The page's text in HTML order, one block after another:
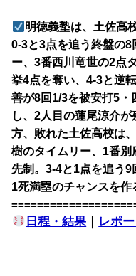
明徳義塾は、土佐高
0-3と3点を追う終盤の8
ー、3番西川竜世の2点
挙4点を奪い、4-3と逆
善が8回1/3を被安打5
し、2人目の蓮尾涼介
方、敗れた土佐高校は
樹のタイムリー、1番
先制。3-4と1点を追う9
1死満塁のチャンスを作
日程・結果｜ レポ